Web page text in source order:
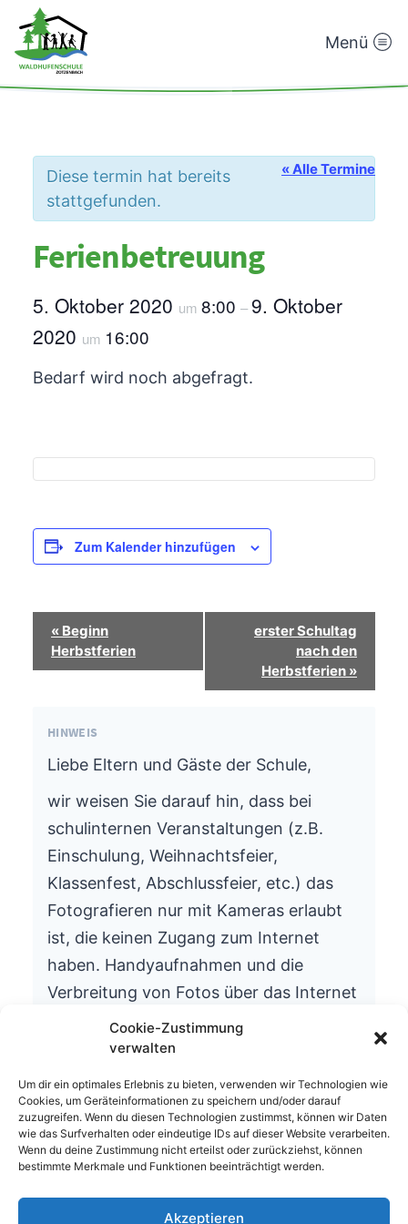
Cookie-Zustimmung
verwalten
Um dir ein optimales Erlebnis zu bieten, verwenden wir Technologien wie
Cookies, um Geräteinformationen zu speichern und/oder darauf
zuzugreifen. Wenn du diesen Technologien zustimmst, können wir Daten
wie das Surfverhalten oder eindeutige IDs auf dieser Website verarbeiten.
Wenn du deine Zustimmung nicht erteilst oder zurückziehst, können
bestimmte Merkmale und Funktionen beeinträchtigt werden.
Akzeptieren
Waldhufenschule
Menü
« Alle Termine
Diese termin hat bereits
stattgefunden.
Ferienbetreuung
5. Oktober 2020 um 8:00 –9. Oktober
2020 um 16:00
Bedarf wird noch abgefragt.
Zum Kalender hinzufügen
Termin-
Navigation
« Beginn
Herbstferien
erster Schultag
nach den
Herbstferien »
HINWEIS
Liebe Eltern und Gäste der Schule,
wir weisen Sie darauf hin, dass bei
schulinternen Veranstaltungen (z.B.
Einschulung, Weihnachtsfeier,
Klassenfest, Abschlussfeier, etc.) das
Fotografieren nur mit Kameras erlaubt
ist, die keinen Zugang zum Internet
haben. Handyaufnahmen und die
Verbreitung von Fotos über das Internet
ist aus datenschutzrechtlichen Gründen
nicht gestattet.
Wir bitten um Ihr Verständnis.
Die Schulleitung